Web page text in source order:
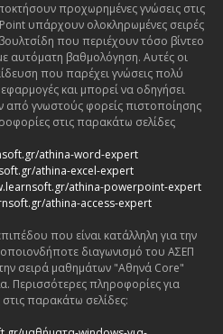
προχωρημένες γνώσεις στις
υπάρχουν ολοκληρωμένες σειρές
που περιέχουν τόσο βίντεο
αυτόματη βαθμολόγηση. Αυτές οι
που παρέχει γνώσεις πολύ
και μπορεί να οδηγήσει
από γνωστούς φορείς πιστοποίησης
στις παρακάτω σελίδες
athina-word-expert
athina-excel-expert
athina-powerpoint-expert
athina-access-expert
που είναι κατάλληλη για την
διαγωνισμό του ΑΣΕΠ
σειρά μαθημάτων "Αθηνά Core"
Περισσότερες πληροφορίες για
παρακάτω σελίδες: